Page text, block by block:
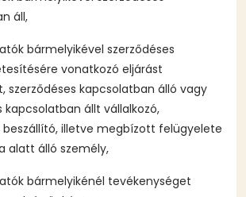
áll,
bármelyikével szerződéses
vonatkozó eljárást
szerződéses kapcsolatban álló vagy
kapcsolatban állt vállalkozó,
beszállító, illetve megbízott felügyelete
alatt álló személy,
bármelyikénél tevékenységet